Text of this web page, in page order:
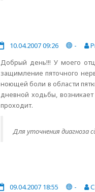
10.04.2007 09:26 -
Добрый день!!! У моего
защимление пяточного
ноющей боли в области
дневной ходьбы,
проходит.
Для уточнения диагноза
09.04.2007 18:55 -